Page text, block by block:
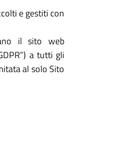
e gestiti con
il sito web
a tutti gli
al solo Sito